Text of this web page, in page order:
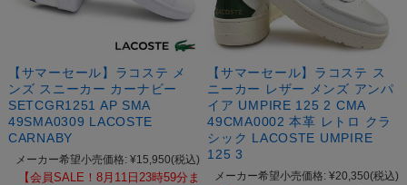
【サマーセール】ラコステ メ
ンズ スニーカー カーナビー
SETCGR1251 AP SMA
49SMA0309 LACOSTE
CARNABY
メーカー希望小売価格: ¥15,950(税込)
【会員SALE！8月11日23時59分ま
【サマーセール】ラコステ ス
ニーカー レザー メンズ アンパ
イア UMPIRE 125 2 CMA
49CMA0002 本革 レトロ クラ
シック LACOSTE UMPIRE
125 3
メーカー希望小売価格: ¥20,350(税込)